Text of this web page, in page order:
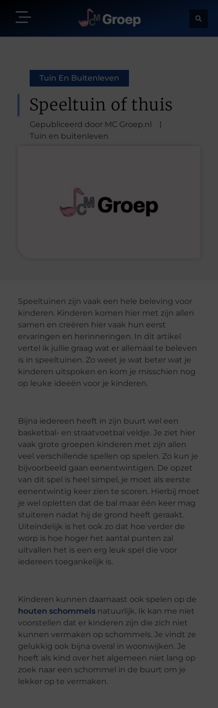
Tuin En Buitenleven
Speeltuin of thuis
Gepubliceerd door MC Groep.nl
Tuin en buitenleven
Speeltuinen zijn vaak een hele beleving voor
kinderen. Kinderen komen hier met zijn allen
samen en creëren hier vaak hun eerst
ervaringen en herinneringen. In dit artikel
vertel ik jullie graag wat er allemaal te beleven
is in speeltuinen. Zo weet je wat beter wat je
kinderen uitspoken en kom je misschien nog
op leuke ideeën voor je kinderen.
Bijna iedereen heeft in zijn buurt wel een
basketbal- en straatvoetbal veldje. Je ziet hier
vaak grote groepen kinderen met zijn allen
veel verschillende spellen op spelen. Zo kun je
bijvoorbeeld gaan eenentwintigen. De opzet
van dit spel is heel simpel, je moet als eerste
eenentwintig keer zien te scoren. Hierbij moet
je wel opletten dat de bal maar één keer mag
stuiteren nadat hij de grond heeft geraakt.
Uiteindelijk is het ook zo dat hoe verder de
worp is hoe hoger het aantal punten zal
uitvallen het is een erg leuk spel die voor
iedereen toegankelijk is.
Kinderen kunnen daarnaast ook spelen op de
houten schommelsnatuurlijk. Ik kan me niet
voorstellen dat er kinderen zijn die zich niet
kunnen vermaken op schommels. Je vindt ze
gelukkig ook bijna overal in woonwijken. Je
hoeft als kind over het algemeen niet lang op
zoek naar een schommel in de buurt om je
lekker op te vermaken.